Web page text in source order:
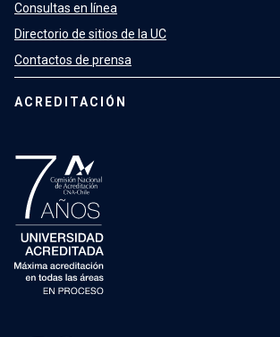
Consultas en línea
Directorio de sitios de la UC
Contactos de prensa
ACREDITACIÓN